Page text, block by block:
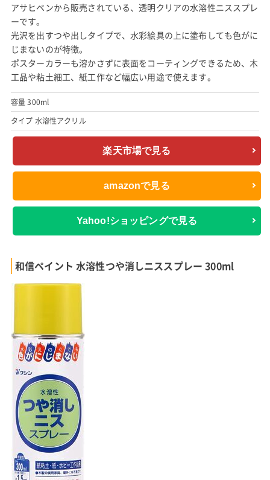
アサヒペンから販売されている、透明クリアの水溶性ニススプレ
ーです。
光沢を出すつや出しタイプで、水彩絵具の上に塗布しても色がに
じまないのが特徴。
ポスターカラーも溶かさずに表面をコーティングできるため、木
工品や粘土細工、紙工作など幅広い用途で使えます。
容量 300ml
タイプ 水溶性アクリル
楽天市場で見る
amazonで見る
Yahoo!ショッピングで見る
和信ペイント 水溶性つや消しニススプレー 300ml